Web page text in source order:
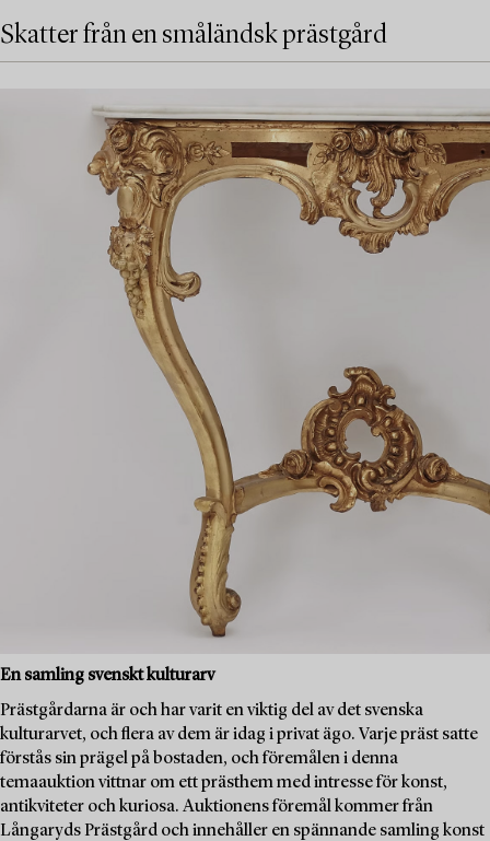
Skatter från en småländsk prästgård
En samling svenskt kulturarv
Prästgårdarna är och har varit en viktig del av det svenska
kulturarvet, och flera av dem är idag i privat ägo. Varje präst satte
förstås sin prägel på bostaden, och föremålen i denna
temaauktion vittnar om ett prästhem med intresse för konst,
antikviteter och kuriosa. Auktionens föremål kommer från
Långaryds Prästgård och innehåller en spännande samling konst